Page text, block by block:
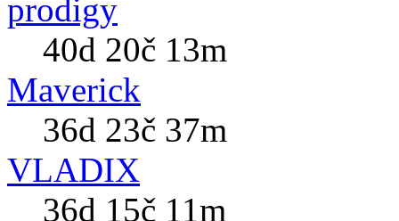
prodigy
40d 20č 13m
Maverick
36d 23č 37m
VLADIX
36d 15č 11m